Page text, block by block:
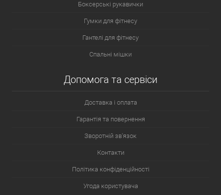
Боксерські рукавички
Гумки для фітнесу
Гантелі для фітнесу
Спальні мішки
Допомога та сервіси
Доставка і оплата
Гарантія та повернення
Зворотній зв'язок
Контакти
Політика конфіденційності
Угода користувача